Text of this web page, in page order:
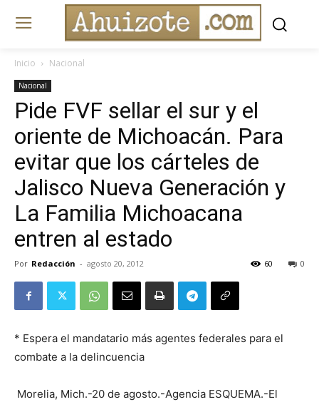
Inicio Nacional
Nacional
Pide FVF sellar el sur y el
oriente de Michoacán. Para
evitar que los cárteles de
Jalisco Nueva Generación y
La Familia Michoacana
entren al estado
Por Redacción - agosto 20, 2012 0
60
* Espera el mandatario más agentes federales para el
combate a la delincuencia
Morelia, Mich.-20 de agosto.-Agencia ESQUEMA.-El